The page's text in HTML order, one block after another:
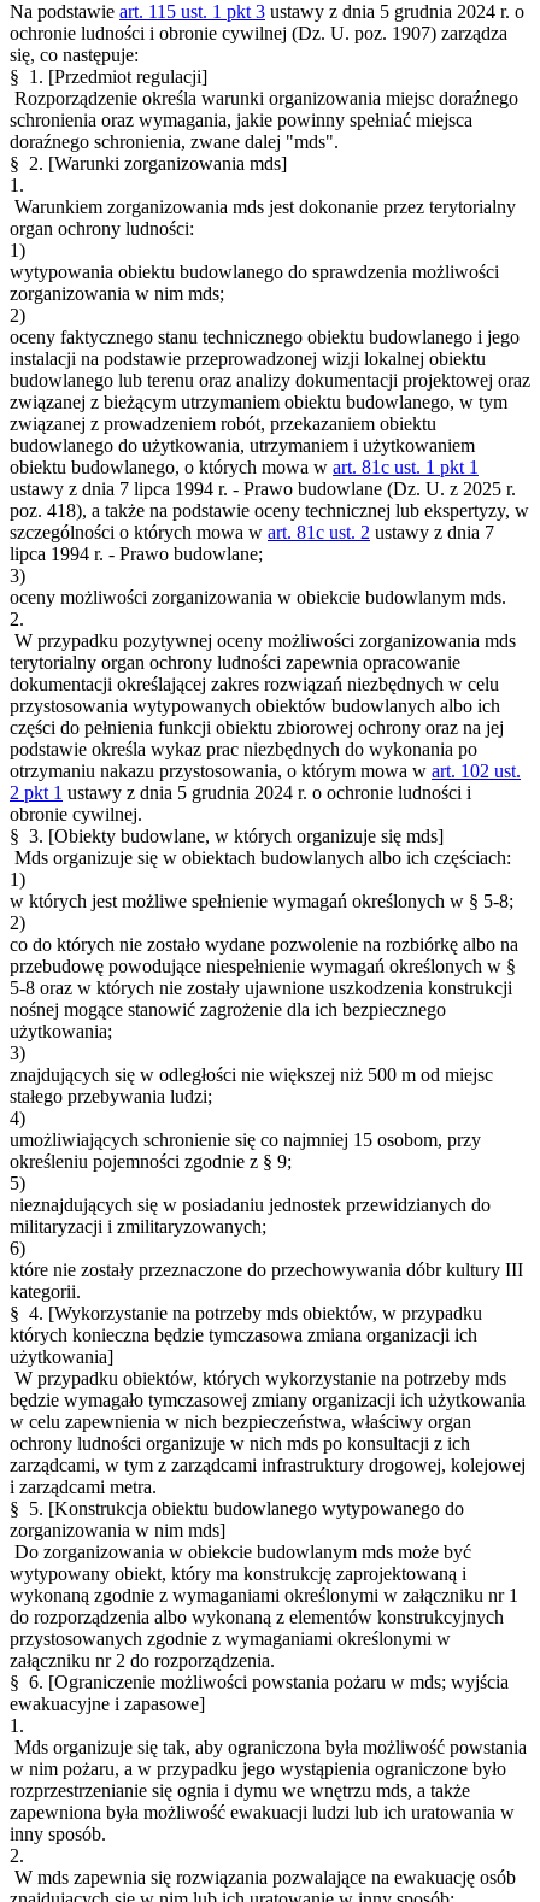
Na podstawie art. 115 ust. 1 pkt 3 ustawy z dnia 5 grudnia 2024 r. o
ochronie ludności i obronie cywilnej (Dz. U. poz. 1907) zarządza
się, co następuje:
§ 1. [Przedmiot regulacji]
Rozporządzenie określa warunki organizowania miejsc doraźnego
schronienia oraz wymagania, jakie powinny spełniać miejsca
doraźnego schronienia, zwane dalej "mds".
§ 2. [Warunki zorganizowania mds]
1.
Warunkiem zorganizowania mds jest dokonanie przez terytorialny
organ ochrony ludności:
1)
wytypowania obiektu budowlanego do sprawdzenia możliwości
zorganizowania w nim mds;
2)
oceny faktycznego stanu technicznego obiektu budowlanego i jego
instalacji na podstawie przeprowadzonej wizji lokalnej obiektu
budowlanego lub terenu oraz analizy dokumentacji projektowej oraz
związanej z bieżącym utrzymaniem obiektu budowlanego, w tym
związanej z prowadzeniem robót, przekazaniem obiektu
budowlanego do użytkowania, utrzymaniem i użytkowaniem
obiektu budowlanego, o których mowa w art. 81c ust. 1 pkt 1
ustawy z dnia 7 lipca 1994 r. - Prawo budowlane (Dz. U. z 2025 r.
poz. 418), a także na podstawie oceny technicznej lub ekspertyzy, w
szczególności o których mowa w art. 81c ust. 2 ustawy z dnia 7
lipca 1994 r. - Prawo budowlane;
3)
oceny możliwości zorganizowania w obiekcie budowlanym mds.
2.
W przypadku pozytywnej oceny możliwości zorganizowania mds
terytorialny organ ochrony ludności zapewnia opracowanie
dokumentacji określającej zakres rozwiązań niezbędnych w celu
przystosowania wytypowanych obiektów budowlanych albo ich
części do pełnienia funkcji obiektu zbiorowej ochrony oraz na jej
podstawie określa wykaz prac niezbędnych do wykonania po
otrzymaniu nakazu przystosowania, o którym mowa w art. 102 ust.
2 pkt 1 ustawy z dnia 5 grudnia 2024 r. o ochronie ludności i
obronie cywilnej.
§ 3. [Obiekty budowlane, w których organizuje się mds]
Mds organizuje się w obiektach budowlanych albo ich częściach:
1)
w których jest możliwe spełnienie wymagań określonych w § 5-8;
2)
co do których nie zostało wydane pozwolenie na rozbiórkę albo na
przebudowę powodujące niespełnienie wymagań określonych w §
5-8 oraz w których nie zostały ujawnione uszkodzenia konstrukcji
nośnej mogące stanowić zagrożenie dla ich bezpiecznego
użytkowania;
3)
znajdujących się w odległości nie większej niż 500 m od miejsc
stałego przebywania ludzi;
4)
umożliwiających schronienie się co najmniej 15 osobom, przy
określeniu pojemności zgodnie z § 9;
5)
nieznajdujących się w posiadaniu jednostek przewidzianych do
militaryzacji i zmilitaryzowanych;
6)
które nie zostały przeznaczone do przechowywania dóbr kultury III
kategorii.
§ 4. [Wykorzystanie na potrzeby mds obiektów, w przypadku
których konieczna będzie tymczasowa zmiana organizacji ich
użytkowania]
W przypadku obiektów, których wykorzystanie na potrzeby mds
będzie wymagało tymczasowej zmiany organizacji ich użytkowania
w celu zapewnienia w nich bezpieczeństwa, właściwy organ
ochrony ludności organizuje w nich mds po konsultacji z ich
zarządcami, w tym z zarządcami infrastruktury drogowej, kolejowej
i zarządcami metra.
§ 5. [Konstrukcja obiektu budowlanego wytypowanego do
zorganizowania w nim mds]
Do zorganizowania w obiekcie budowlanym mds może być
wytypowany obiekt, który ma konstrukcję zaprojektowaną i
wykonaną zgodnie z wymaganiami określonymi w załączniku nr 1
do rozporządzenia albo wykonaną z elementów konstrukcyjnych
przystosowanych zgodnie z wymaganiami określonymi w
załączniku nr 2 do rozporządzenia.
§ 6. [Ograniczenie możliwości powstania pożaru w mds; wyjścia
ewakuacyjne i zapasowe]
1.
Mds organizuje się tak, aby ograniczona była możliwość powstania
w nim pożaru, a w przypadku jego wystąpienia ograniczone było
rozprzestrzenianie się ognia i dymu we wnętrzu mds, a także
zapewniona była możliwość ewakuacji ludzi lub ich uratowania w
inny sposób.
2.
W mds zapewnia się rozwiązania pozwalające na ewakuację osób